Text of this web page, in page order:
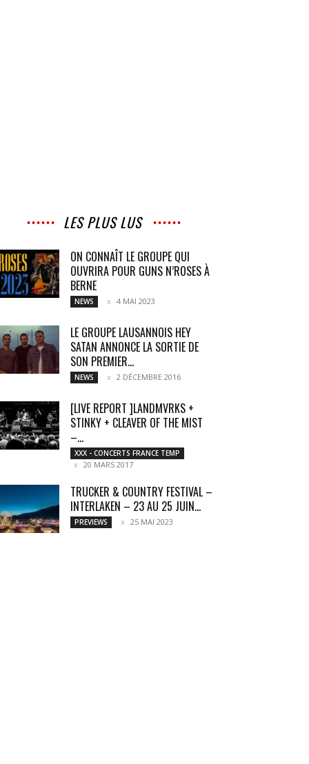
LES PLUS LUS
ON CONNAÎT LE GROUPE QUI
OUVRIRA POUR GUNS N’ROSES À
BERNE
NEWS 4 MAI 2023
LE GROUPE LAUSANNOIS HEY
SATAN ANNONCE LA SORTIE DE
SON PREMIER...
NEWS 2 DÉCEMBRE 2016
[LIVE REPORT ]LANDMVRKS +
STINKY + CLEAVER OF THE MIST
–...
XXX - CONCERTS FRANCE TEMP
20 MARS 2017
TRUCKER & COUNTRY FESTIVAL –
INTERLAKEN – 23 AU 25 JUIN...
PREVIEWS 25 MAI 2023